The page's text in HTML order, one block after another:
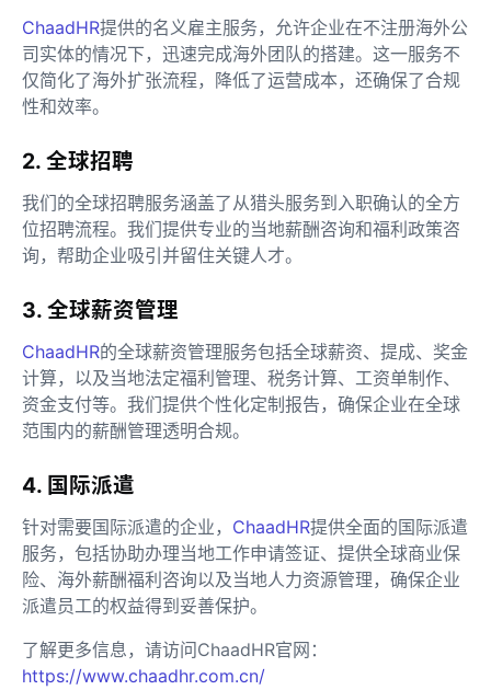
ChaadHR提供的名义雇主服务，允许企业在不注册海外公
司实体的情况下，迅速完成海外团队的搭建。这一服务不
仅简化了海外扩张流程，降低了运营成本，还确保了合规
性和效率。
2. 全球招聘
我们的全球招聘服务涵盖了从猎头服务到入职确认的全方
位招聘流程。我们提供专业的当地薪酬咨询和福利政策咨
询，帮助企业吸引并留住关键人才。
3. 全球薪资管理
ChaadHR的全球薪资管理服务包括全球薪资、提成、奖金
计算，以及当地法定福利管理、税务计算、工资单制作、
资金支付等。我们提供个性化定制报告，确保企业在全球
范围内的薪酬管理透明合规。
4. 国际派遣
针对需要国际派遣的企业， ChaadHR提供全面的国际派遣
服务，包括协助办理当地工作申请签证、提供全球商业保
险、海外薪酬福利咨询以及当地人力资源管理，确保企业
派遣员工的权益得到妥善保护。
了解更多信息，请访问ChaadHR官网：
https://www.chaadhr.com.cn/